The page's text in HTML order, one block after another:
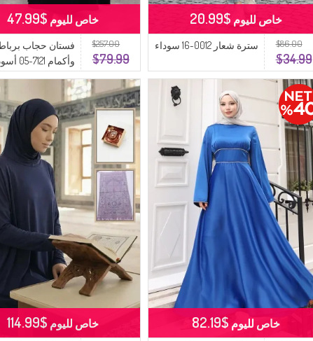
$86.00
$34.99
سترة شعار 0012-16 سوداء
خاص لليوم $20.99
$257.00
$79.99
فستان حجاب
وأكمام 7121-05 أسود
خاص لليوم $47.99
خاص لليوم $82.19 خاص لليوم $114.99